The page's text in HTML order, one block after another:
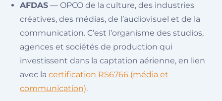
AFDAS — OPCO de la culture, des industries
créatives, des médias, de l’audiovisuel et de la
communication. C’est l’organisme des studios,
agences et sociétés de production qui
investissent dans la captation aérienne, en lien
avec la certification RS6766 (média et
communication).